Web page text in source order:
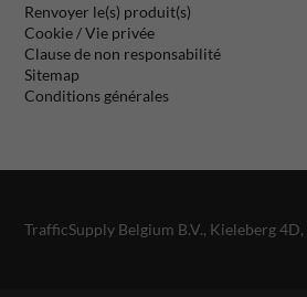
Renvoyer le(s) produit(s)
Cookie / Vie privée
Clause de non responsabilité
Sitemap
Conditions générales
TrafficSupply Belgium B.V., Kieleberg 4D,